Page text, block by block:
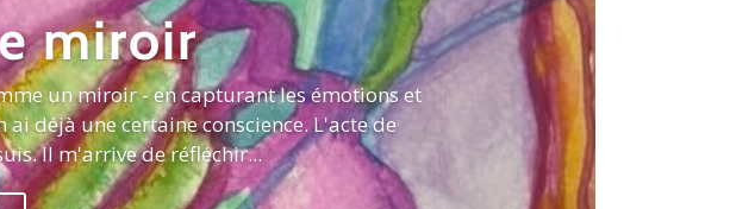
miroir
un miroir - en capturant les émotions et
déjà une certaine conscience. L'acte de
Il m'arrive de réfléchir...